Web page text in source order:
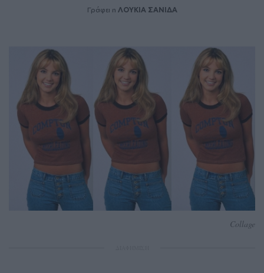
Γράφει η ΛΟΥΚΙΑ ΣΑΝΙΔΑ
Collage